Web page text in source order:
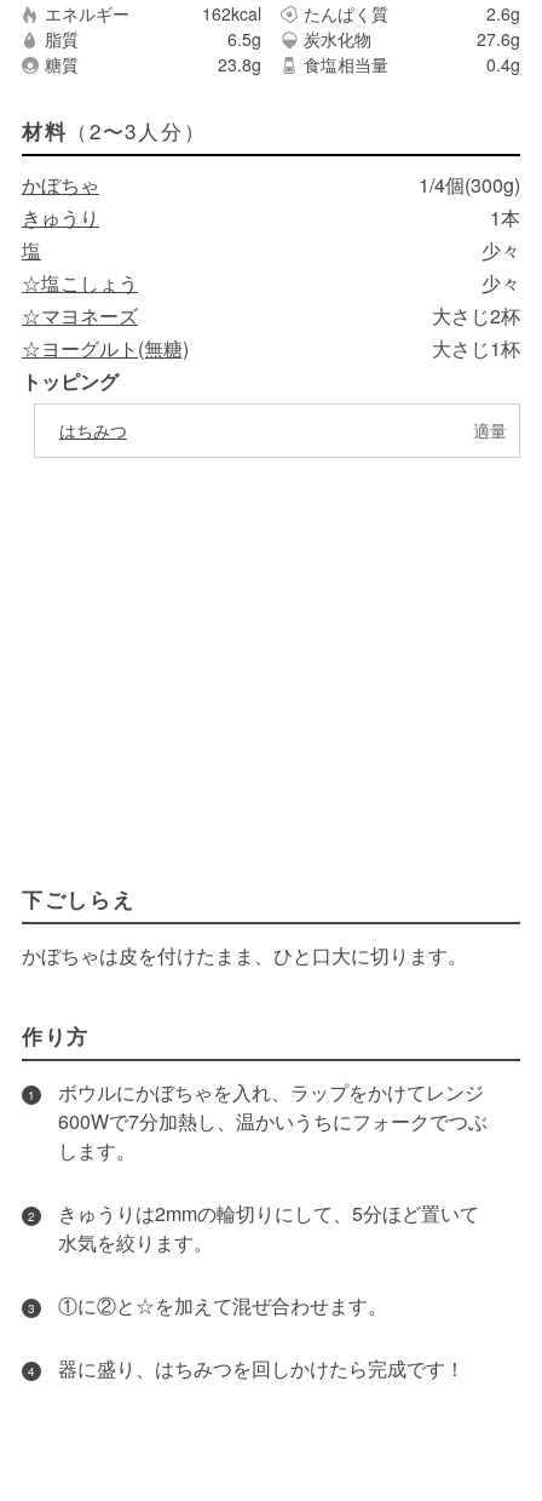
エネルギー 162kcal たんぱく質
2.6g
脂質
6.5g 炭水化物
27.6g
糖質
23.8g 食塩相当量 0.4g
材料 （2〜3人分）
かぼちゃ
1/4個(300g)
きゅうり
1本
塩
少々
☆塩こしょう
少々
☆マヨネーズ
大さじ2杯
☆ヨーグルト(無糖)
大さじ1杯
トッピング
はちみつ 適量
下ごしらえ
かぼちゃは皮を付けたまま、ひと口大に切ります。
作り方
1
ボウルにかぼちゃを入れ、ラップをかけてレンジ
600Wで7分加熱し、温かいうちにフォークでつぶ
します。
2
きゅうりは2mmの輪切りにして、5分ほど置いて
水気を絞ります。
3 ①に②と☆を加えて混ぜ合わせます。
4 器に盛り、はちみつを回しかけたら完成です！